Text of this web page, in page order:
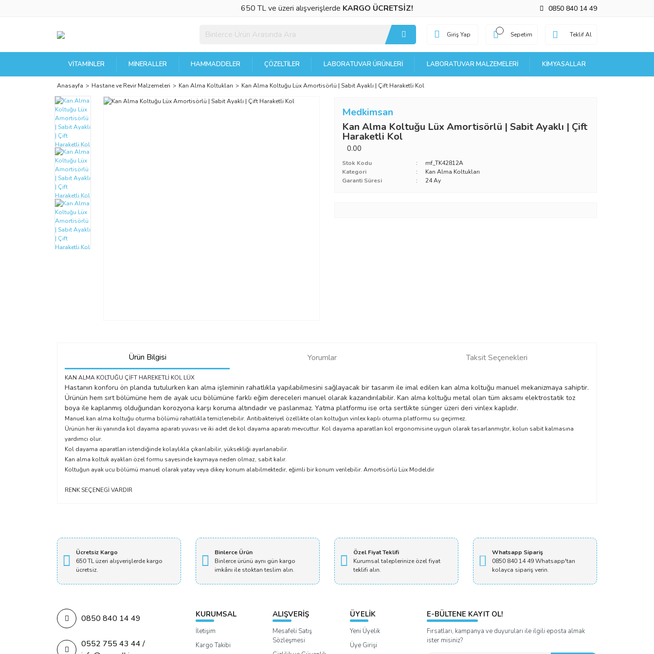
650 TL ve üzeri alışverişlerde KARGO ÜCRETSİZ! 0850 840 14 49
Giriş Yap Sepetim Teklif Al
VITAMINLER MINERALLER HAMMADDELER ÇÖZELTILER LABORATUVAR ÜRÜNLERI LABORATUVAR MALZEMELERI KIMYASALLAR
Anasayfa Hastane ve Revir Malzemeleri Kan Alma Koltukları Kan Alma Koltuğu Lüx Amortisörlü | Sabit Ayaklı | Çift Haraketli Kol
Medkimsan
Kan Alma Koltuğu Lüx Amortisörlü | Sabit Ayaklı | Çift
Haraketli Kol
0.00
Stok Kodu
mf_TK42812A
Kategori
Kan Alma Koltukları
Garanti Süresi
24 Ay
Ürün Bilgisi Yorumlar Taksit Seçenekleri
KAN ALMA KOLTUĞU ÇİFT HAREKETLİ KOL LÜX
Hastanın konforu ön planda tutulurken kan alma işleminin rahatlıkla yapılabilmesini sağlayacak bir tasarım ile imal edilen kan alma koltuğu manuel mekanizmaya sahiptir.
Ürünün hem sırt bölümüne hem de ayak ucu bölümüne farklı eğim dereceleri manuel olarak kazandırılabilir. Kan alma koltuğu metal olan tüm aksamı elektrostatik toz
boya ile kaplanmış olduğundan korozyona karşı koruma altındadır ve paslanmaz. Yatma platformu ise orta sertlikte sünger üzeri deri vinlex kaplıdır.
Manuel kan alma koltuğu oturma bölümü rahatlıkla temizlenebilir. Antibakteriyel özellikte olan koltuğun vinlex kaplı oturma platformu su geçirmez.
Ürünün her iki yanında kol dayama aparatı yuvası ve iki adet de kol dayama aparatı mevcuttur. Kol dayama aparatları kol ergonomisine uygun olarak tasarlanmıştır, kolun sabit kalmasına
yardımcı olur.
Kol dayama aparatları istendiğinde kolaylıkla çıkarılabilir, yüksekliği ayarlanabilir.
Kan alma koltuk ayakları özel formu sayesinde kaymaya neden olmaz, sabit kalır.
Koltuğun ayak ucu bölümü manuel olarak yatay veya dikey konum alabilmektedir, eğimli bir konum verilebilir. Amortisörlü Lüx Modeldir
RENK SEÇENEGİ VARDIR
Ücretsiz Kargo
650 TL üzeri alışverişlerde kargo
ücretsiz.
Binlerce Ürün
Binlerce ürünü aynı gün kargo
imkânı ile stoktan teslim alın.
Özel Fiyat Teklifi
Kurumsal taleplerinize özel fiyat
teklifi alın.
Whatsapp Sipariş
0850 840 14 49 Whatsapp'tan
kolayca sipariş verin.
0850 840 14 49
0552 755 43 44 /
KURUMSAL
İletişim
Kargo Takibi
ALIŞVERİŞ
Mesafeli Satış
Sözleşmesi
ÜYELİK
Yeni Üyelik
Üye Girişi
E-BÜLTENE KAYIT OL!
Fırsatları, kampanya ve duyuruları ile ilgili eposta almak
ister misiniz?